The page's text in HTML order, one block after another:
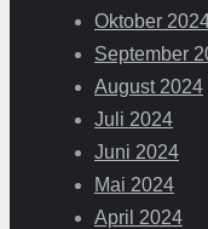
Oktober
September
August 2024
Juli 2024
Juni 2024
Mai 2024
April 2024